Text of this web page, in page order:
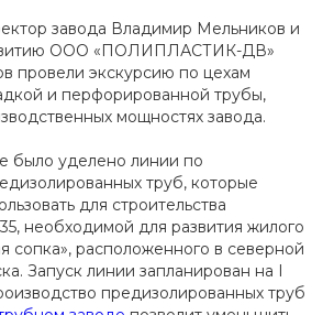
завода Владимир Мельников и
ООО «ПОЛИПЛАСТИК-ДВ»
провели экскурсию по цехам
и перфорированной трубы,
мощностях завода.
было уделено линии по
труб, которые
для строительства
необходимой для развития жилого
сопка», расположенного в северной
Запуск линии запланирован на I
предизолированных труб